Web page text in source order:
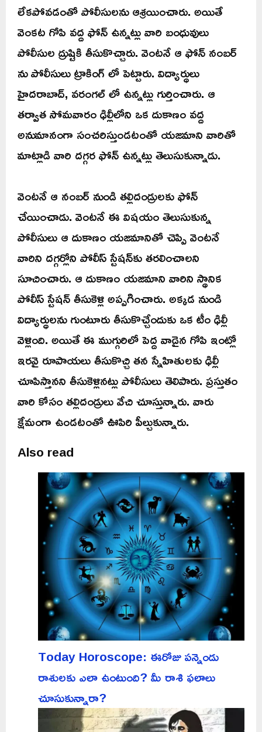
లేకపోవడంతో పోలీసులను ఆశ్రయించారు. అయితే
వెంకట గోపి వద్ద ఫోన్ ఉన్నట్లు వారి బంధువులు
పోలీసుల ద్రుష్టికి తీసుకొచ్చారు. వెంటనే ఆ ఫోన్ నంబర్
ను పోలీసులు ట్రాకింగ్ లో పెట్టారు. విద్యార్ధులు
హైదరాబాద్, వరంగల్ లో ఉన్నట్లు గుర్తించారు. ఆ
తర్వాత సోమవారం ఢిల్లీలోని ఒక దుకాణం వద్ద
అనుమానంగా సంచరిస్తుండటంతో యజమాని వారితో
మాట్లాడి వారి దగ్గర ఫోన్ ఉన్నట్లు తెలుసుకున్నాడు.
వెంటనే ఆ నంబర్ నుండి తల్లిదండ్రులకు ఫోన్
చేయించాడు. వెంటనే ఈ విషయం తెలుసుకున్న
పోలీసులు ఆ దుకాణం యజమానితో చెప్పి వెంటనే
వారిని దగ్గర్లోని పోలీస్ స్టేషన్‌కు తరలించాలని
సూచించారు. ఆ దుకాణం యజమాని వారిని స్థానిక
పోలీస్ స్టేషన్ తీసుకెళ్లి అప్పగించారు. అక్కడ నుండి
విద్యార్ధులను గుంటూరు తీసుకొచ్చేందుకు ఒక టీం ఢిల్లీ
వెళ్లింది. అయితే ఈ ముగ్గురిలో పెద్ద వాడైన గోపి ఇంట్లో
ఇరవై రూపాయలు తీసుకొచ్చి తన స్నేహితులకు ఢిల్లీ
చూపిస్తానని తీసుకెళ్లినట్లు పోలీసులు తెలిపారు. ప్రస్తుతం
వారి కోసం తల్లిదండ్రులు వేచి చూస్తున్నారు. వారు
క్షేమంగా ఉండటంతో ఊపిరి పీల్చుకున్నారు.
Also read
Today Horoscope: ఈరోజు పన్నెండు
రాశులకు ఎలా ఉంటుంది? మీ రాశి ఫలాలు
చూసుకున్నారా?